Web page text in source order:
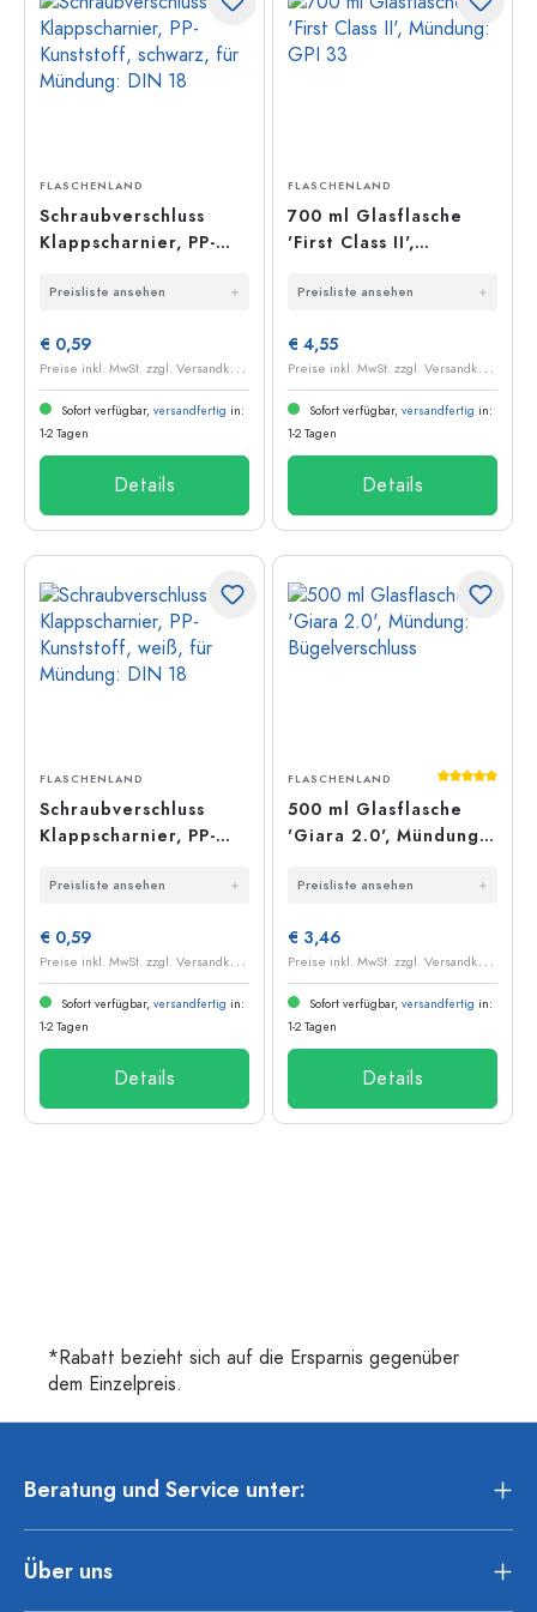
FLASCHENLAND
Schraubverschluss
Klappscharnier, PP-
für Mündung: DIN 18
Preisliste ansehen
€ 0,59
P
reise inkl. MwSt. zzgl. Versandkosten
Sofort verfügbar, versandfertig in:
1-2 Tagen
Details
FLASCHENLAND
700 ml Glasflasche
'First Class II',
Preisliste ansehen
€ 4,55
P
reise inkl. MwSt. zzgl. Versandkosten
Sofort verfügbar, versandfertig in:
1-2 Tagen
Details
FLASCHENLAND
Schraubverschluss
Klappscharnier, PP-
Mündung: DIN 18
Preisliste ansehen
€ 0,59
P
reise inkl. MwSt. zzgl. Versandkosten
Sofort verfügbar, versandfertig in:
1-2 Tagen
Details
FLASCHENLAND
500 ml Glasflasche
'Giara 2.0', Mündung:
Preisliste ansehen
€ 3,46
P
reise inkl. MwSt. zzgl. Versandkosten
Sofort verfügbar, versandfertig in:
1-2 Tagen
Details
*Rabatt bezieht sich auf die Ersparnis gegenüber
dem Einzelpreis.
Beratung und Service unter:
Über uns